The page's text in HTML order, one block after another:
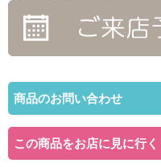
商品のお問い合わせ
この商品をお店に見に行く